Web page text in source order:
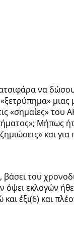
να
μιας
«σημαίες» του
Μήπως
και για
του
όψει εκλογών
έξι(6) και